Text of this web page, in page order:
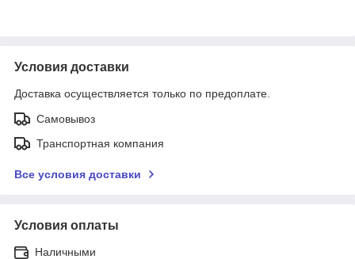
Условия доставки
Доставка осуществляется только по предоплате.
Самовывоз
Транспортная компания
Все условия доставки
Условия оплаты
Наличными